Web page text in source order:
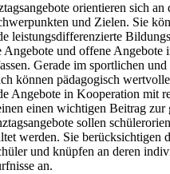
orientieren sich an
und Zielen. Sie
leistungsdifferenzierte
Angebote und offene Angebote
Gerade im sportlichen und
können pädagogisch wertvolle
Angebote in Kooperation mit
einen wichtigen Beitrag zur
sollen
werden. Sie berücksichtigen
und knüpfen an deren
an.